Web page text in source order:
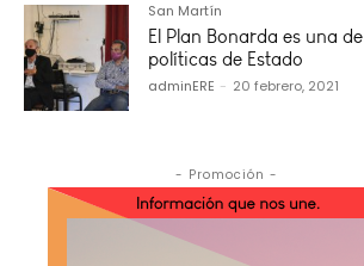
San Martín
El Plan Bonarda es una
políticas de Estado
adminERE - 20 febrero, 2021
- Promoción -